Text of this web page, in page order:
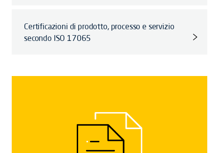
Certificazioni di prodotto, processo e servizio
secondo ISO 17065